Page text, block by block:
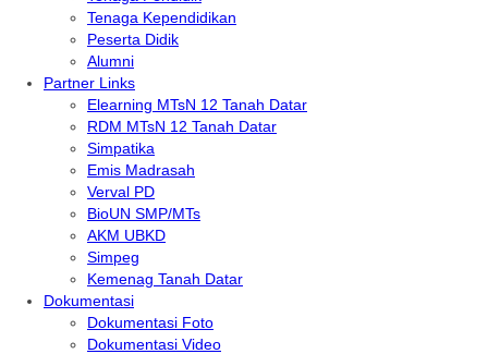
Tenaga Kependidikan
Peserta Didik
Alumni
Partner Links
Elearning MTsN 12 Tanah Datar
RDM MTsN 12 Tanah Datar
Simpatika
Emis Madrasah
Verval PD
BioUN SMP/MTs
AKM UBKD
Simpeg
Kemenag Tanah Datar
Dokumentasi
Dokumentasi Foto
Dokumentasi Video